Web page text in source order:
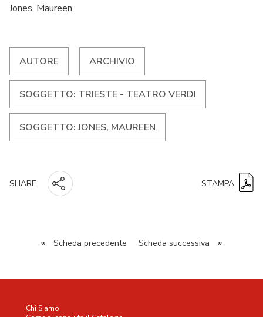
Jones, Maureen
AUTORE ARCHIVIO
SOGGETTO: TRIESTE - TEATRO VERDI
SOGGETTO: JONES, MAUREEN
SHARE STAMPA
« Scheda precedente Scheda successiva »
Chi Siamo